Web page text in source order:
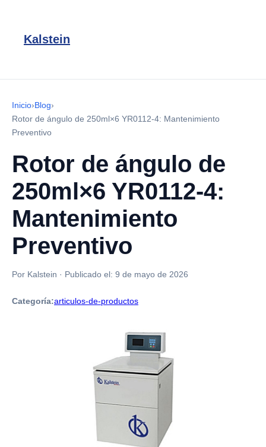
Kalstein
Inicio›Blog›
Rotor de ángulo de 250ml×6 YR0112-4: Mantenimiento
Preventivo
Rotor de ángulo de
250ml×6 YR0112-4:
Mantenimiento
Preventivo
Por Kalstein · Publicado el: 9 de mayo de 2026
Categoría:articulos-de-productos